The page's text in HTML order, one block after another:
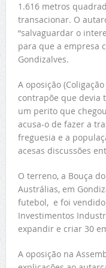
1.616 metros
transacionar. O
“salvaguardar o
para que a empresa
Gondizalves.
A oposição
contrapõe que devia
um perito que
acusa-o de fazer a
freguesia e a
acesas discussões
O terreno, a Bouça
Austrálias, em
futebol, e foi vendido
Investimentos
expandir e criar 30
A oposição na